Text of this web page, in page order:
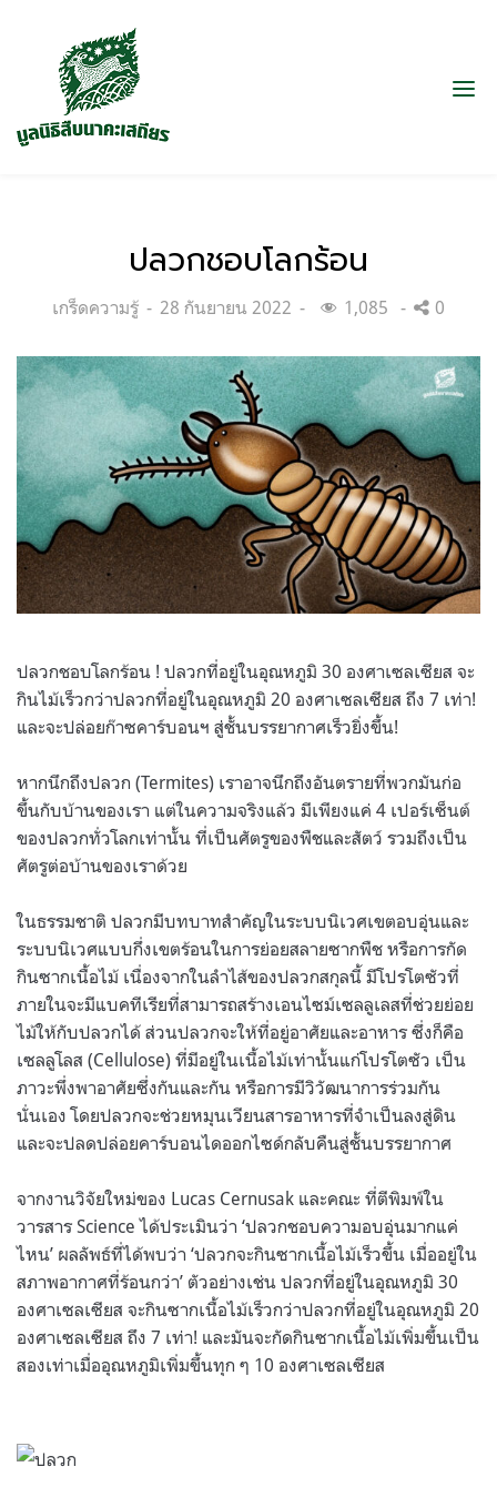
ปลวกชอบโลกร้อน
Categories:
เกร็ดความรู้
Posted
28 กันยายน 2022 1,085 0
ปลวกชอบโลกร้อน ! ปลวกที่อยู่ในอุณหภูมิ 30 องศาเซลเซียส จะ
กินไม้เร็วกว่าปลวกที่อยู่ในอุณหภูมิ 20 องศาเซลเซียส ถึง 7 เท่า!
และจะปล่อยก๊าซคาร์บอนฯ สู่ชั้นบรรยากาศเร็วยิ่งขึ้น!
หากนึกถึงปลวก (Termites) เราอาจนึกถึงอันตรายที่พวกมันก่อ
ขึ้นกับบ้านของเรา แต่ในความจริงแล้ว มีเพียงแค่ 4 เปอร์เซ็นต์
ของปลวกทั่วโลกเท่านั้น ที่เป็นศัตรูของพืชและสัตว์ รวมถึงเป็น
ศัตรูต่อบ้านของเราด้วย
ในธรรมชาติ ปลวกมีบทบาทสำคัญในระบบนิเวศเขตอบอุ่นและ
ระบบนิเวศแบบกึ่งเขตร้อนในการย่อยสลายซากพืช หรือการกัด
กินซากเนื้อไม้ เนื่องจากในลำไส้ของปลวกสกุลนี้ มีโปรโตซัวที่
ภายในจะมีแบคทีเรียที่สามารถสร้างเอนไซม์เซลลูเลสที่ช่วยย่อย
ไม้ให้กับปลวกได้ ส่วนปลวกจะให้ที่อยู่อาศัยและอาหาร ซึ่งก็คือ
เซลลูโลส (Cellulose) ที่มีอยู่ในเนื้อไม้เท่านั้นแก่โปรโตซัว เป็น
ภาวะพึ่งพาอาศัยซึ่งกันและกัน หรือการมีวิวัฒนาการร่วมกัน
นั่นเอง โดยปลวกจะช่วยหมุนเวียนสารอาหารที่จำเป็นลงสู่ดิน
และจะปลดปล่อยคาร์บอนไดออกไซด์กลับคืนสู่ชั้นบรรยากาศ
จากงานวิจัยใหม่ของ Lucas Cernusak และคณะ ที่ตีพิมพ์ใน
วารสาร Science ได้ประเมินว่า ‘ปลวกชอบความอบอุ่นมากแค่
ไหน’ ผลลัพธ์ที่ได้พบว่า ‘ปลวกจะกินซากเนื้อไม้เร็วขึ้น เมื่ออยู่ใน
สภาพอากาศที่ร้อนกว่า’ ตัวอย่างเช่น ปลวกที่อยู่ในอุณหภูมิ 30
องศาเซลเซียส จะกินซากเนื้อไม้เร็วกว่าปลวกที่อยู่ในอุณหภูมิ 20
องศาเซลเซียส ถึง 7 เท่า! และมันจะกัดกินซากเนื้อไม้เพิ่มขึ้นเป็น
สองเท่าเมื่ออุณหภูมิเพิ่มขึ้นทุก ๆ 10 องศาเซลเซียส